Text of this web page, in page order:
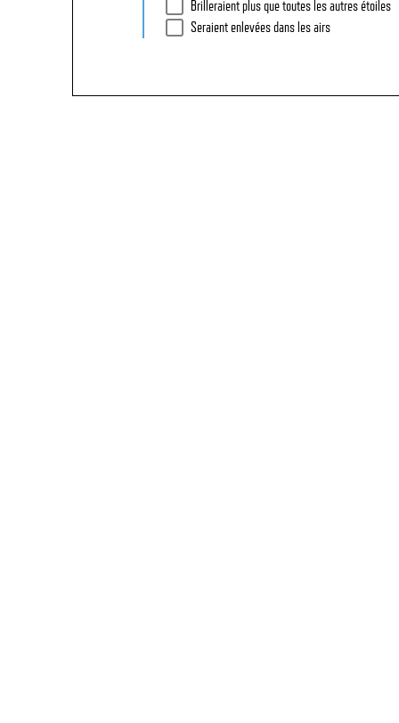
Brilleraient plus que toutes les autres étoiles
Seraient enlevées dans les airs